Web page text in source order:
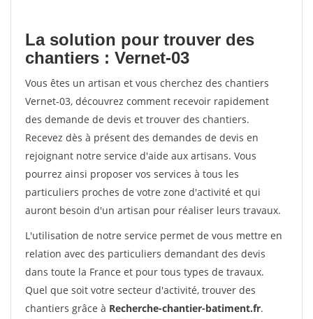
La solution pour trouver des
chantiers : Vernet-03
Vous êtes un artisan et vous cherchez des chantiers
Vernet-03, découvrez comment recevoir rapidement
des demande de devis et trouver des chantiers.
Recevez dès à présent des demandes de devis en
rejoignant notre service d'aide aux artisans. Vous
pourrez ainsi proposer vos services à tous les
particuliers proches de votre zone d'activité et qui
auront besoin d'un artisan pour réaliser leurs travaux.
L'utilisation de notre service permet de vous mettre en
relation avec des particuliers demandant des devis
dans toute la France et pour tous types de travaux.
Quel que soit votre secteur d'activité, trouver des
chantiers grâce à Recherche-chantier-batiment.fr.